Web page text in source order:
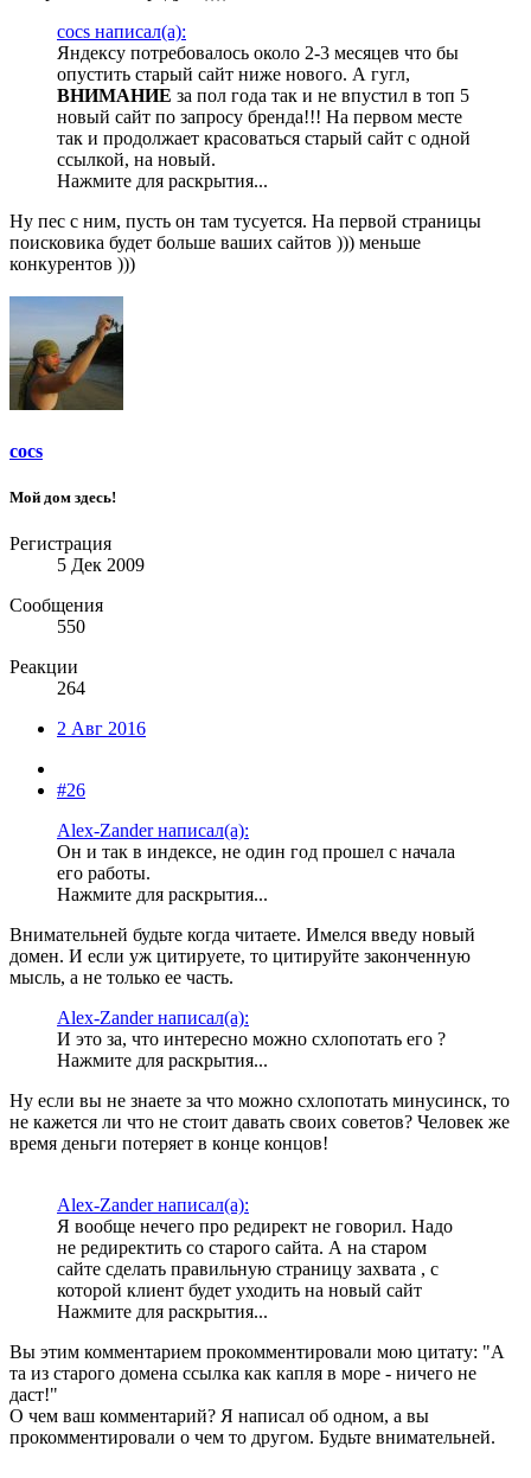
cocs написал(а):
Яндексу потребовалось около 2-3 месяцев что бы
опустить старый сайт ниже нового. А гугл,
ВНИМАНИЕ за пол года так и не впустил в топ 5
новый сайт по запросу бренда!!! На первом месте
так и продолжает красоваться старый сайт с одной
ссылкой, на новый.
Нажмите для раскрытия...
Ну пес с ним, пусть он там тусуется. На первой страницы
поисковика будет больше ваших сайтов ))) меньше
конкурентов )))
cocs
Мой дом здесь!
Регистрация
5 Дек 2009
Сообщения
550
Реакции
264
2 Авг 2016
#26
Alex-Zander написал(а):
Он и так в индексе, не один год прошел с начала
его работы.
Нажмите для раскрытия...
Внимательней будьте когда читаете. Имелся введу новый
домен. И если уж цитируете, то цитируйте законченную
мысль, а не только ее часть.
Alex-Zander написал(а):
И это за, что интересно можно схлопотать его ?
Нажмите для раскрытия...
Ну если вы не знаете за что можно схлопотать минусинск, то
не кажется ли что не стоит давать своих советов? Человек же
время деньги потеряет в конце концов!
Alex-Zander написал(а):
Я вообще нечего про редирект не говорил. Надо
не редиректить со старого сайта. А на старом
сайте сделать правильную страницу захвата , с
которой клиент будет уходить на новый сайт
Нажмите для раскрытия...
Вы этим комментарием прокомментировали мою цитату: "А
та из старого домена ссылка как капля в море - ничего не
даст!"
О чем ваш комментарий? Я написал об одном, а вы
прокомментировали о чем то другом. Будьте внимательней.